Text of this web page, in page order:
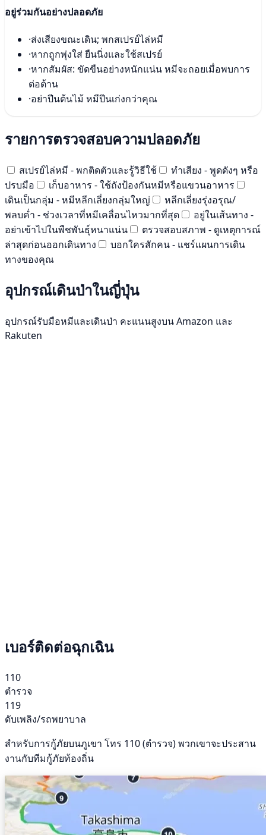
อยู่ร่วมกันอย่างปลอดภัย
·ส่งเสียงขณะเดิน; พกสเปรย์ไล่หมี
·หากถูกพุ่งใส่ ยืนนิ่งและใช้สเปรย์
·หากสัมผัส: ขัดขืนอย่างหนักแน่น หมีจะถอยเมื่อพบการ
ต่อต้าน
·อย่าปีนต้นไม้ หมีปีนเก่งกว่าคุณ
รายการตรวจสอบความปลอดภัย
สเปรย์ไล่หมี - พกติดตัวและรู้วิธีใช้
ทำเสียง - พูดดังๆ หรือ
ปรบมือ
เก็บอาหาร - ใช้ถังป้องกันหมีหรือแขวนอาหาร
เดินเป็นกลุ่ม - หมีหลีกเลี่ยงกลุ่มใหญ่
หลีกเลี่ยงรุ่งอรุณ/
พลบค่ำ - ช่วงเวลาที่หมีเคลื่อนไหวมากที่สุด
อยู่ในเส้นทาง -
อย่าเข้าไปในพืชพันธุ์หนาแน่น
ตรวจสอบสภาพ - ดูเหตุการณ์
ล่าสุดก่อนออกเดินทาง
บอกใครสักคน - แชร์แผนการเดิน
ทางของคุณ
อุปกรณ์เดินป่าในญี่ปุ่น
อุปกรณ์รับมือหมีและเดินป่า คะแนนสูงบน Amazon และ
Rakuten
เบอร์ติดต่อฉุกเฉิน
110
ตำรวจ
119
ดับเพลิง/รถพยาบาล
สำหรับการกู้ภัยบนภูเขา โทร 110 (ตำรวจ) พวกเขาจะประสาน
งานกับทีมกู้ภัยท้องถิ่น